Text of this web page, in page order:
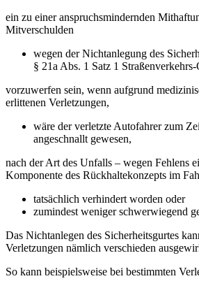
ein zu einer anspruchsmindernden
Mitverschulden
wegen der Nichtanlegung des
§ 21a Abs. 1 Satz 1
vorzuwerfen sein, wenn aufgrund
erlittenen Verletzungen,
wäre der verletzte Autofahrer zum
angeschnallt gewesen,
nach der Art des Unfalls – wegen Fehlens
Komponente des Rückhaltekonzepts im
tatsächlich verhindert worden oder
zumindest weniger schwerwiegend
Das Nichtanlegen des Sicherheitsgurtes
Verletzungen nämlich verschieden
So kann beispielsweise bei bestimmten